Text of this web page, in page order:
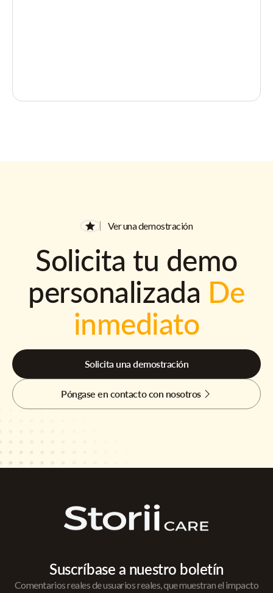
Ver una demostración
Solicita tu demo
personalizada De
inmediato
Solicita una demostración
Póngase en contacto con nosotros
Suscríbase a nuestro boletín
Comentarios reales de usuarios reales, que muestran el impacto